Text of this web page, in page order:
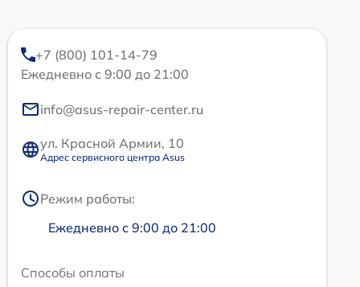
+7 (800) 101-14-79
Ежедневно с 9:00 до 21:00
info@asus-repair-center.ru
ул. Красной Армии, 10
Адрес сервисного центра Asus
Режим работы:
Ежедневно с 9:00 до 21:00
Способы оплаты